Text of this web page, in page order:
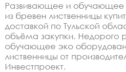
Развивающее и обучающее
из бревен лиственницы
доставкой по Тульской
объёма закупки. Недорого
обучающее эко
лиственницы от
Инвестпроект.